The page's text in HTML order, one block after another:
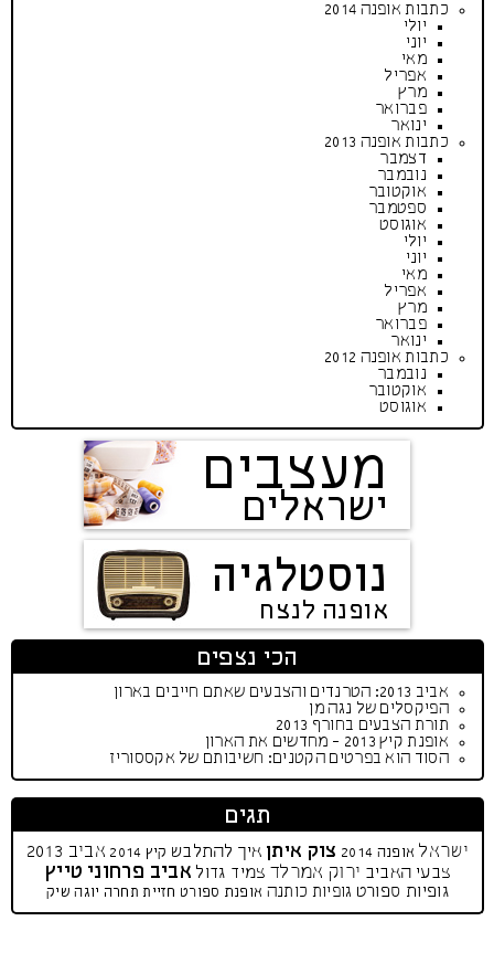
כתבות אופנה 2014
יולי
יוני
מאי
אפריל
מרץ
פברואר
ינואר
כתבות אופנה 2013
דצמבר
נובמבר
אוקטובר
ספטמבר
אוגוסט
יולי
יוני
מאי
אפריל
מרץ
פברואר
ינואר
כתבות אופנה 2012
נובמבר
אוקטובר
אוגוסט
מעצבים
ישראלים
נוסטלגיה
אופנה לנצח
הכי נצפים
אביב 2013: הטרנדים והצבעים שאתם חייבים בארון
הפיקסלים של נגה מן
תורת הצבעים בחורף 2013
אופנת קיץ 2013 - מחדשים את הארון
הסוד הוא בפרטים הקטנים: חשיבותם של אקססוריז
תגים
ישראל אופנה 2014 צוק איתן איך להתלבש קיץ 2014 אביב 2013
צבעי האביב ירוק אמרלד צמיד גדול אביב פרחוני טייץ
גופיות ספורט גופיות כותנה אופנת ספורט חזיית תחרה יוגה שיק